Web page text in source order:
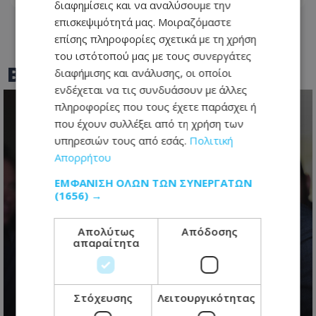
BEST OFTOTHEMAONLINE
Κυπριακό: Κρίσιμη συνάντηση
Χριστοδουλίδη – Έρχιουρμαν με
φόντο τα οδοφράγματα
10.08.2026 - 12:33
διαφημίσεις και να αναλύσουμε την
επισκεψιμότητά μας. Μοιραζόμαστε
επίσης πληροφορίες σχετικά με τη χρήση
του ιστότοπού μας με τους συνεργάτες
διαφήμισης και ανάλυσης, οι οποίοι
ενδέχεται να τις συνδυάσουν με άλλες
πληροφορίες που τους έχετε παράσχει ή
που έχουν συλλέξει από τη χρήση των
υπηρεσιών τους από εσάς. Πολιτική
Απορρήτου
ΕΜΦΆΝΙΣΗ ΌΛΩΝ ΤΩΝ ΣΥΝΕΡΓΑΤΏΝ
(1656) →
Απολύτως
απαραίτητα
Απόδοσης
Στόχευσης Λειτουργικότητας